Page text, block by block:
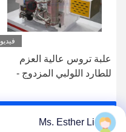
فيديو
علبة تروس عالية العزم
للطارد اللولبي المزدوج -
لأنظمة البثق المتماثل
الدوراناحصل على افضل سعر
Ms. Esther Li